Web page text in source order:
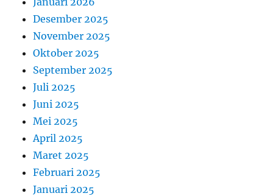
Desember 2025
November 2025
Oktober 2025
September 2025
Juli 2025
Juni 2025
Mei 2025
April 2025
Maret 2025
Februari 2025
Januari 2025